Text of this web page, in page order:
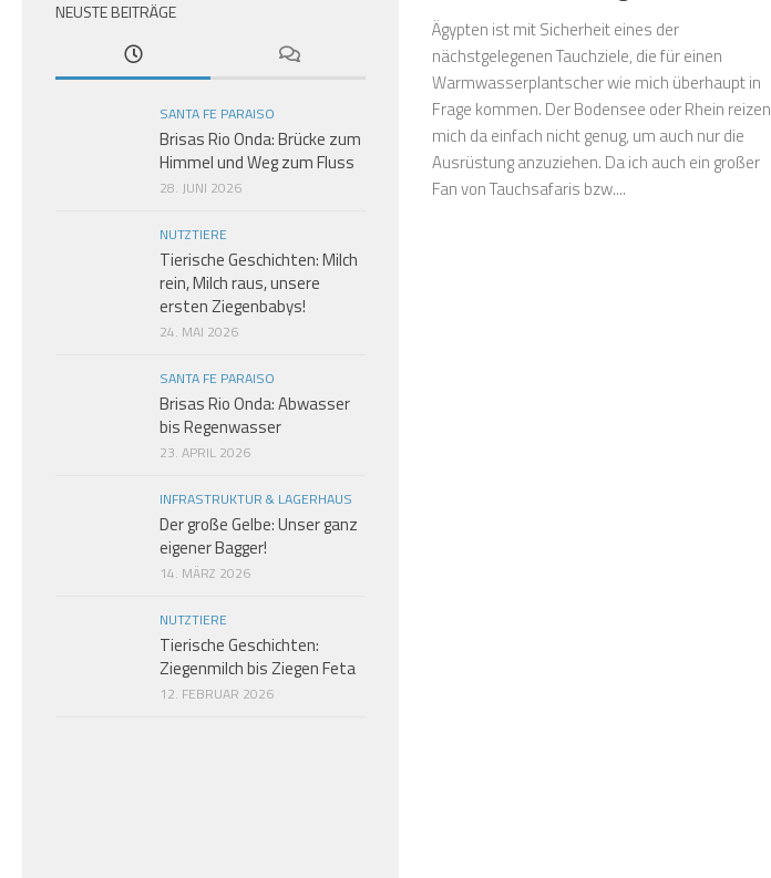
Ägypten ist mit Sicherheit eines der
nächstgelegenen Tauchziele, die für einen
Warmwasserplantscher wie mich überhaupt in
Frage kommen. Der Bodensee oder Rhein reizen
mich da einfach nicht genug, um auch nur die
Ausrüstung anzuziehen. Da ich auch ein großer
Fan von Tauchsafaris bzw....
NEUSTE BEITRÄGE
SANTA FE PARAISO
Brisas Rio Onda: Brücke zum
Himmel und Weg zum Fluss
28. JUNI 2026
NUTZTIERE
Tierische Geschichten: Milch
rein, Milch raus, unsere
ersten Ziegenbabys!
24. MAI 2026
SANTA FE PARAISO
Brisas Rio Onda: Abwasser
bis Regenwasser
23. APRIL 2026
INFRASTRUKTUR & LAGERHAUS
Der große Gelbe: Unser ganz
eigener Bagger!
14. MÄRZ 2026
NUTZTIERE
Tierische Geschichten:
Ziegenmilch bis Ziegen Feta
12. FEBRUAR 2026